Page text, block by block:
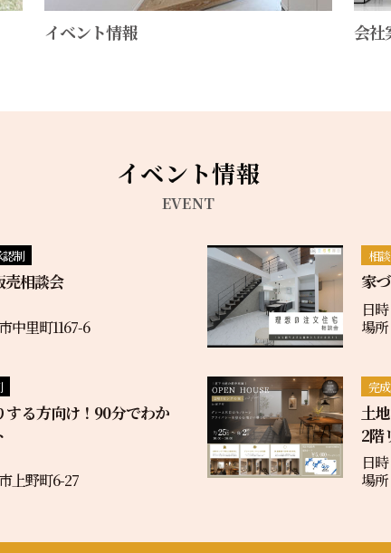
イベント情報 会社
イベント情報
EVENT
制
売相談会
中里町1167-6
相
家
日
場
する方向け！90分でわか
上野町6-27
完
土
2階
日
場